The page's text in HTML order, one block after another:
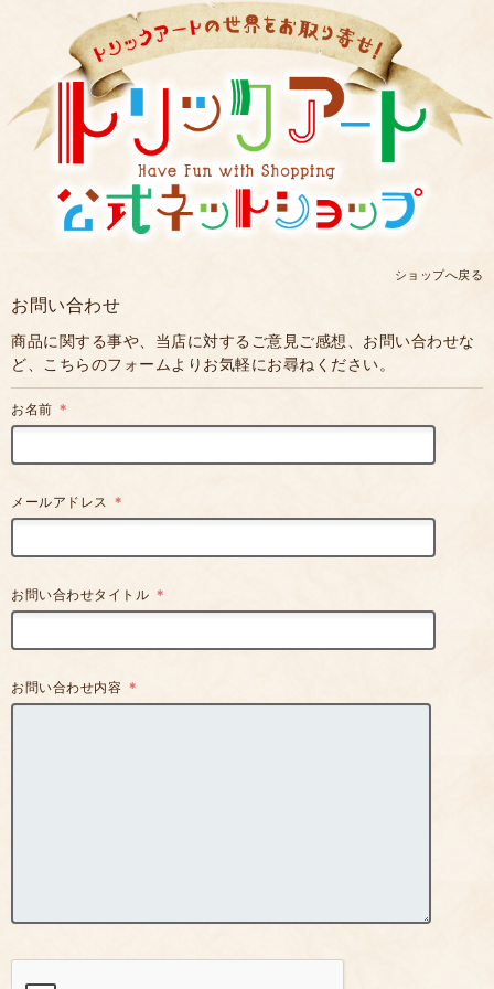
ショップへ戻る
お問い合わせ
商品に関する事や、当店に対するご意見ご感想、お問い合わせな
ど、こちらのフォームよりお気軽にお尋ねください。
お名前 ＊
メールアドレス ＊
お問い合わせタイトル ＊
お問い合わせ内容 ＊